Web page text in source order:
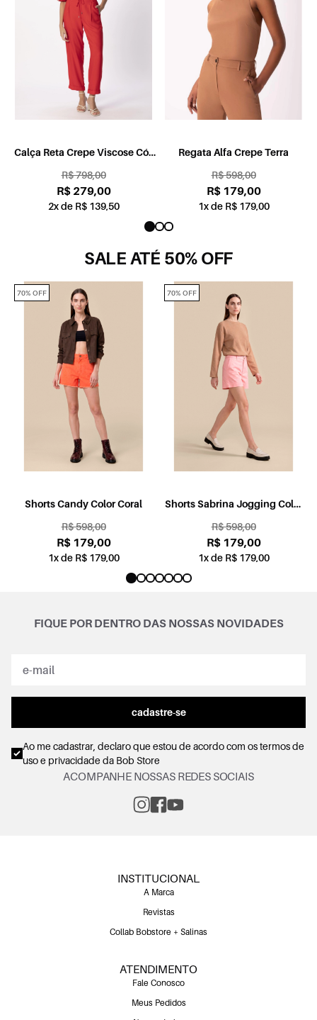
Calça Reta Crepe Viscose Cós
R$ 798,00
R$ 279,00
2x de R$ 139,50
Regata Alfa Crepe Terra
R$ 598,00
R$ 179,00
1x de R$ 179,00
SALE ATÉ 50% OFF
Shorts Candy Color Coral
R$ 598,00
R$ 179,00
1x de R$ 179,00
70% OFF
Shorts Sabrina Jogging Color
R$ 598,00
R$ 179,00
1x de R$ 179,00
70% OFF
FIQUE POR DENTRO DAS NOSSAS NOVIDADES
cadastre-se
Ao me cadastrar, declaro que estou de acordo com ostermos de
uso e privacidadeda Bob Store
ACOMPANHE NOSSAS REDES SOCIAIS
INSTITUCIONAL
A Marca
Revistas
Collab Bobstore + Salinas
ATENDIMENTO
Fale Conosco
Meus Pedidos